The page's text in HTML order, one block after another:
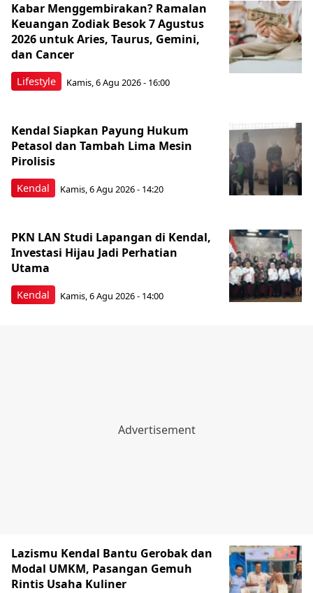
Lifestyle
Kabar Menggembirakan? Ramalan
Keuangan Zodiak Besok 7 Agustus
2026 untuk Aries, Taurus, Gemini,
dan Cancer
Kamis, 6 Agu 2026 - 16:00
Kendal
Kendal Siapkan Payung Hukum
Petasol dan Tambah Lima Mesin
Pirolisis
Kamis, 6 Agu 2026 - 14:20
Kendal
PKN LAN Studi Lapangan di Kendal,
Investasi Hijau Jadi Perhatian
Utama
Kamis, 6 Agu 2026 - 14:00
Lazismu Kendal Bantu Gerobak dan
Modal UMKM, Pasangan Gemuh
Rintis Usaha Kuliner